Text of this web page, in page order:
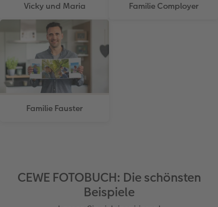
Vicky und Maria Familie Comployer
Familie Fauster
CEWE FOTOBUCH: Die schönsten
Beispiele